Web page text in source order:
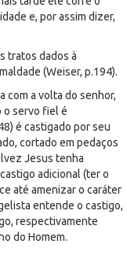
e, por assim dizer,
tratos dados à
(Weiser, p.194).
com a volta do senhor,
o servo fiel é
é castigado por seu
cortado em pedaços
Jesus tenha
adicional (ter o
até amenizar o caráter
entende o castigo,
respectivamente
do Homem.